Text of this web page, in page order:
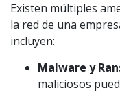
Existen múltiples
la red de una
incluyen:
Malware y
maliciosos